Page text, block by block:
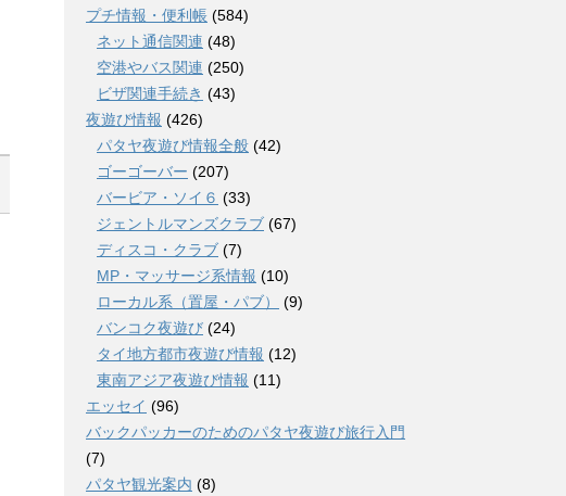
プチ情報・便利帳 (584)
ネット通信関連 (48)
空港やバス関連 (250)
ビザ関連手続き (43)
夜遊び情報 (426)
パタヤ夜遊び情報全般 (42)
ゴーゴーバー (207)
バービア・ソイ６ (33)
ジェントルマンズクラブ (67)
ディスコ・クラブ (7)
MP・マッサージ系情報 (10)
ローカル系（置屋・パブ）
(9)
バンコク夜遊び (24)
タイ地方都市夜遊び情報 (12)
東南アジア夜遊び情報 (11)
エッセイ (96)
バックパッカーのためのパタヤ夜遊び旅行入門
(7)
パタヤ観光案内 (8)